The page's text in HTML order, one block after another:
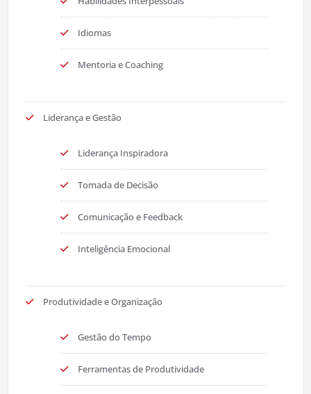
Idiomas
Mentoria e Coaching
Liderança e Gestão
Liderança Inspiradora
Tomada de Decisão
Comunicação e Feedback
Inteligência Emocional
Produtividade e Organização
Gestão do Tempo
Ferramentas de Produtividade